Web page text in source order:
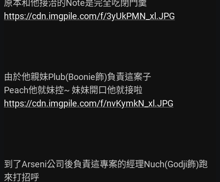
https://cdn.imgpile.com/f/3yUkPMN_xl.JPG
由於他親妹Plub(Boonie飾)負責這案子
https://cdn.imgpile.com/f/nvKymkN_xl.JPG
到了Arseni公司後負責這專案的經理Nuch(Godji飾)跑